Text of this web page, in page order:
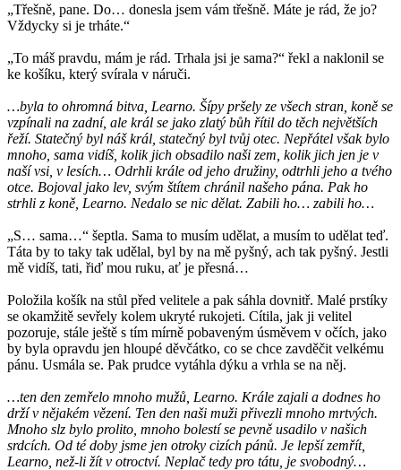
„Třešně, pane. Do… donesla jsem vám třešně. Máte je rád, že jo?
Vždycky si je trháte.“
„To máš pravdu, mám je rád. Trhala jsi je sama?“ řekl a naklonil se
ke košíku, který svírala v náruči.
…byla to ohromná bitva, Learno. Šípy pršely ze všech stran, koně se
vzpínali na zadní, ale král se jako zlatý bůh řítil do těch největších
řeží. Statečný byl náš král, statečný byl tvůj otec. Nepřátel však bylo
mnoho, sama vidíš, kolik jich obsadilo naši zem, kolik jich jen je v
naší vsi, v lesích… Odrhli krále od jeho družiny, odtrhli jeho a tvého
otce. Bojoval jako lev, svým štítem chránil našeho pána. Pak ho
strhli z koně, Learno. Nedalo se nic dělat. Zabili ho… zabili ho…
„S… sama…“ šeptla. Sama to musím udělat, a musím to udělat teď.
Táta by to taky tak udělal, byl by na mě pyšný, ach tak pyšný. Jestli
mě vidíš, tati, řiď mou ruku, ať je přesná…
Položila košík na stůl před velitele a pak sáhla dovnitř. Malé prstíky
se okamžitě sevřely kolem ukryté rukojeti. Cítila, jak ji velitel
pozoruje, stále ještě s tím mírně pobaveným úsměvem v očích, jako
by byla opravdu jen hloupé děvčátko, co se chce zavděčit velkému
pánu. Usmála se. Pak prudce vytáhla dýku a vrhla se na něj.
…ten den zemřelo mnoho mužů, Learno. Krále zajali a dodnes ho
drží v nějakém vězení. Ten den naši muži přivezli mnoho mrtvých.
Mnoho slz bylo prolito, mnoho bolestí se pevně usadilo v našich
srdcích. Od té doby jsme jen otroky cizích pánů. Je lepší zemřít,
Learno, než-li žít v otroctví. Neplač tedy pro tátu, je svobodný…